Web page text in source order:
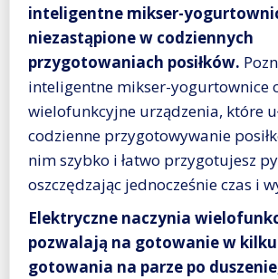
inteligentne mikser-
niezastąpione w codziennych
przygotowaniach posiłków.
inteligentne mikser-yogurtownice
wielofunkcyjne urządzenia, które
codzienne przygotowywanie
nim szybko i łatwo przygotujesz
oszczędzając jednocześnie czas i
Elektryczne naczynia
pozwalają na gotowanie w
gotowania na parze po